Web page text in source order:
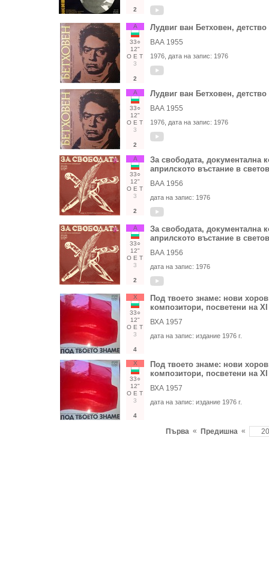
2
А
33○
12"
О Е Т
3
2
Лудвиг ван Бетховен,
ВАА 1955
1976 , дата на запис: 1976
А
33○
12"
О Е Т
3
2
Лудвиг ван Бетховен,
ВАА 1955
1976 , дата на запис: 1976
А
33○
12"
О Е Т
3
2
За свободата, документална
априлското въстание в
ВАА 1956
дата на запис: 1976
А
33○
12"
О Е Т
3
2
За свободата, документална
априлското въстание в
ВАА 1956
дата на запис: 1976
Х
33○
12"
О Е Т
3
4
Под твоето знаме: нови
композитори, посветени на
ВХА 1957
дата на запис: издание 1976 г.
Х
33○
12"
О Е Т
3
4
Под твоето знаме: нови
композитори, посветени на
ВХА 1957
дата на запис: издание 1976 г.
Първа « Предишна «